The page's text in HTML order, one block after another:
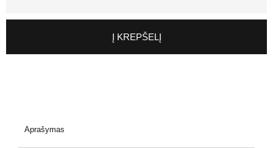
Į KREPŠELĮ
Aprašymas